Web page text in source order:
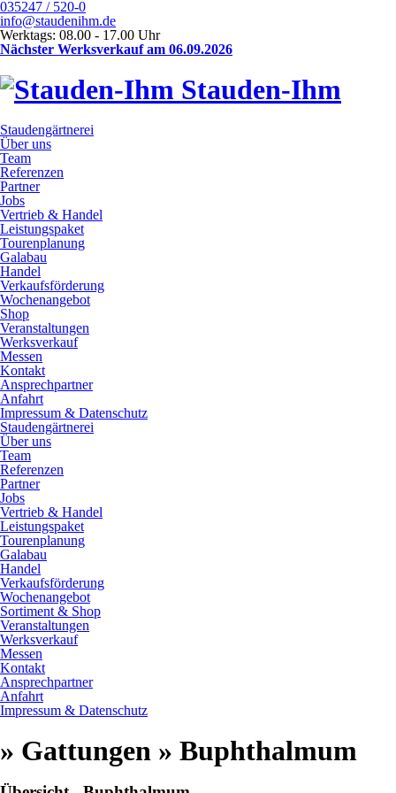
035247 / 520-0
info@staudenihm.de
Werktags: 08.00 - 17.00 Uhr
Nächster Werksverkauf am 06.09.2026
Stauden-Ihm
Staudengärtnerei
Über uns
Team
Referenzen
Partner
Jobs
Vertrieb & Handel
Leistungspaket
Tourenplanung
Galabau
Handel
Verkaufsförderung
Wochenangebot
Shop
Veranstaltungen
Werksverkauf
Messen
Kontakt
Ansprechpartner
Anfahrt
Impressum & Datenschutz
Staudengärtnerei
Über uns
Team
Referenzen
Partner
Jobs
Vertrieb & Handel
Leistungspaket
Tourenplanung
Galabau
Handel
Verkaufsförderung
Wochenangebot
Sortiment & Shop
Veranstaltungen
Werksverkauf
Messen
Kontakt
Ansprechpartner
Anfahrt
Impressum & Datenschutz
» Gattungen » Buphthalmum